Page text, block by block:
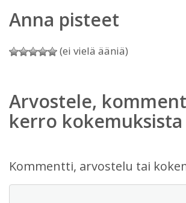
Anna pisteet
(ei vielä ääniä)
Arvostele,
kerro kokemuksista
Kommentti, arvostelu tai